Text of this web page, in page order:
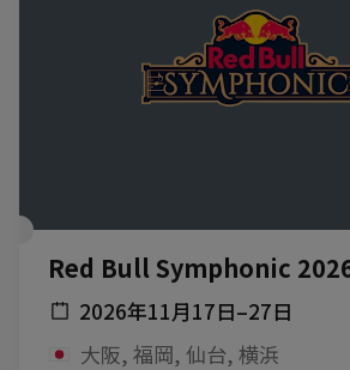
Red Bull Symphonic
2026年11月17日–27日
大阪, 福岡, 仙台, 横浜